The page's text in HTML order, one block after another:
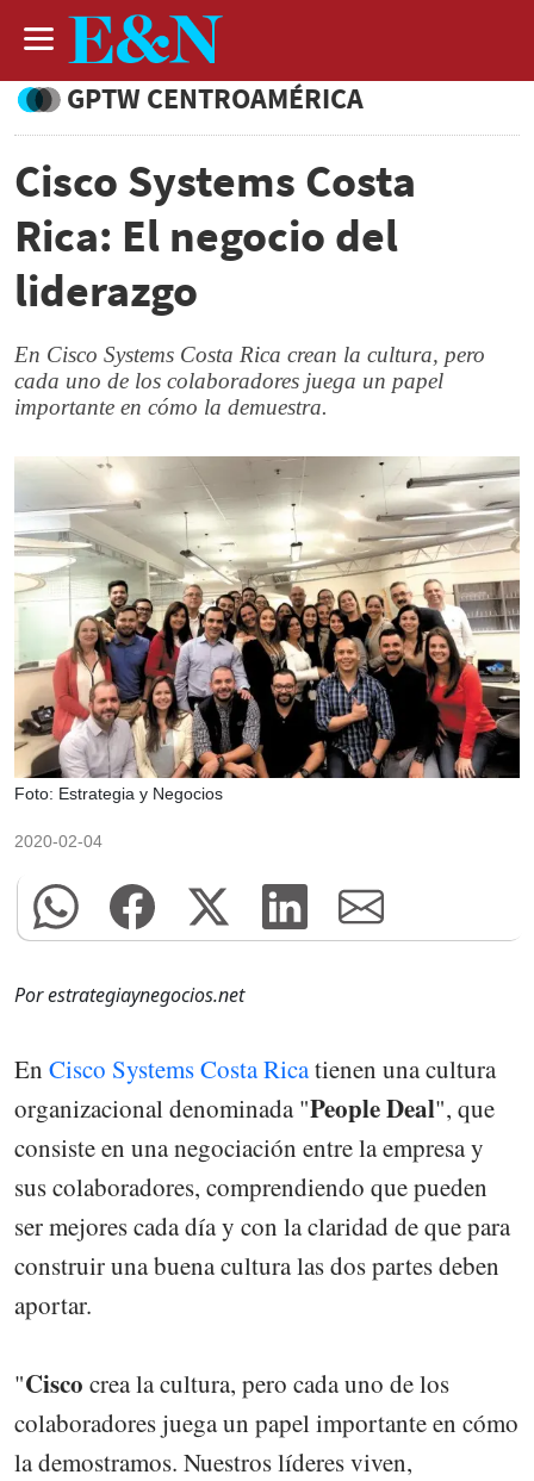
GPTW CENTROAMÉRICA
Cisco Systems Costa
Rica: El negocio del
liderazgo
En Cisco Systems Costa Rica crean la cultura, pero
cada uno de los colaboradores juega un papel
importante en cómo la demuestra.
Foto: Estrategia y Negocios
2020-02-04
Por estrategiaynegocios.net
En Cisco Systems Costa Ricatienen una cultura
organizacional denominada "People Deal", que
consiste en una negociación entre la empresa y
sus colaboradores, comprendiendo que pueden
ser mejores cada día y con la claridad de que para
construir una buena cultura las dos partes deben
aportar.
"Cisco crea la cultura, pero cada uno de los
colaboradores juega un papel importante en cómo
la demostramos. Nuestros líderes viven,